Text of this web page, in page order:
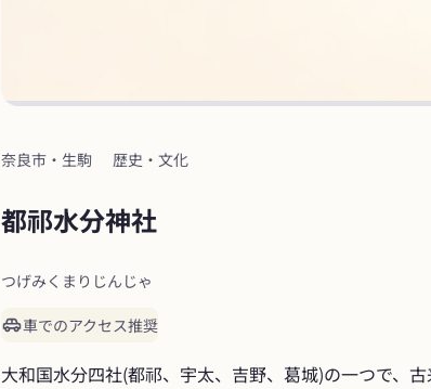
奈良市・生駒 歴史・文化
都祁水分神社
つげみくまりじんじゃ
車でのアクセス推奨
大和国水分四社(都祁、宇太、吉野、葛城)の一つで、